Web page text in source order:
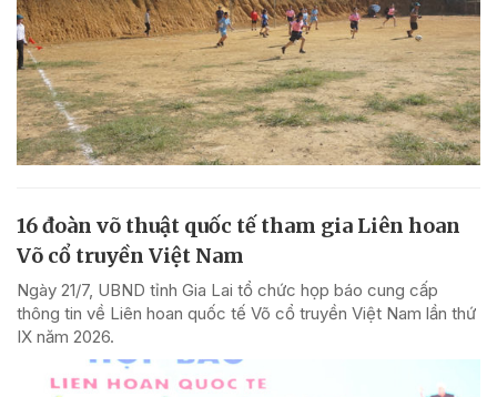
16 đoàn võ thuật quốc tế tham gia Liên hoan
Võ cổ truyền Việt Nam
Ngày 21/7, UBND tỉnh Gia Lai tổ chức họp báo cung cấp
thông tin về Liên hoan quốc tế Võ cổ truyền Việt Nam lần thứ
IX năm 2026.